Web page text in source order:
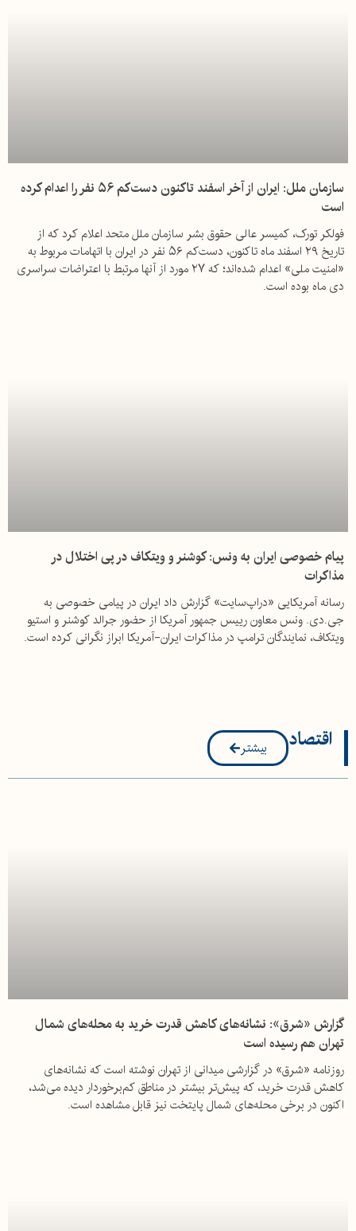
سازمان ملل: ایران از آخر اسفند تاکنون دست‌کم ۵۶ نفر را اعدام کرده
است
فولکر تورک، کمیسر عالی حقوق بشر سازمان ملل متحد اعلام کرد که از
تاریخ ۲۹ اسفند ماه تاکنون، دست‌کم ۵۶ نفر در ایران با اتهامات مربوط به
«امنیت ملی» اعدام شده‌اند؛ که ۲۷ مورد از آنها مرتبط با اعتراضات سراسری
دی ماه بوده است.
پیام خصوصی ایران به ونس: کوشنر و ویتکاف در پی اختلال در
مذاکرات
رسانه آمریکایی «دراپ‌سایت» گزارش داد ایران در پیامی خصوصی به
جی.دی. ونس معاون رییس جمهور آمریکا از حضور جرالد کوشنر و استیو
ویتکاف، نمایندگان ترامپ در مذاکرات ایران-آمریکا ابراز نگرانی کرده است.
اقتصاد بیشتر
گزارش «شرق»: نشانه‌های کاهش قدرت خرید به محله‌های شمال
تهران هم رسیده است
روزنامه «شرق» در گزارشی میدانی از تهران نوشته است که نشانه‌های
کاهش قدرت خرید، که پیش‌تر بیشتر در مناطق کم‌برخوردار دیده می‌شد،
اکنون در برخی محله‌های شمال پایتخت نیز قابل مشاهده است.